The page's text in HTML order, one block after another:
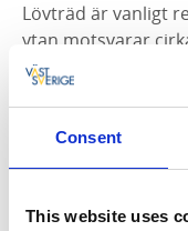
Consent
This website uses
Lövträd är vanligt
ytan motsvarar
berget är floran
blåsippa,
Du är välkommen
naturreservat men
förstöra eller